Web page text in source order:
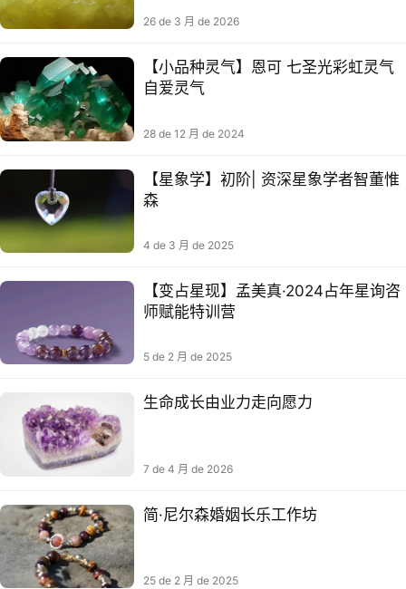
26 de 3 月 de 2026
【小品种灵气】恩可 七圣光彩虹灵气
自爱灵气
28 de 12 月 de 2024
【星象学】初阶| 资深星象学者智‬董惟
森
4 de 3 月 de 2025
【变占‬星现】孟美真·2024占年‬星询咨
师赋能特训‬营
5 de 2 月 de 2025
生命成长由业力走向愿力
7 de 4 月 de 2026
简·尼尔森婚姻长乐工作坊​
25 de 2 月 de 2025